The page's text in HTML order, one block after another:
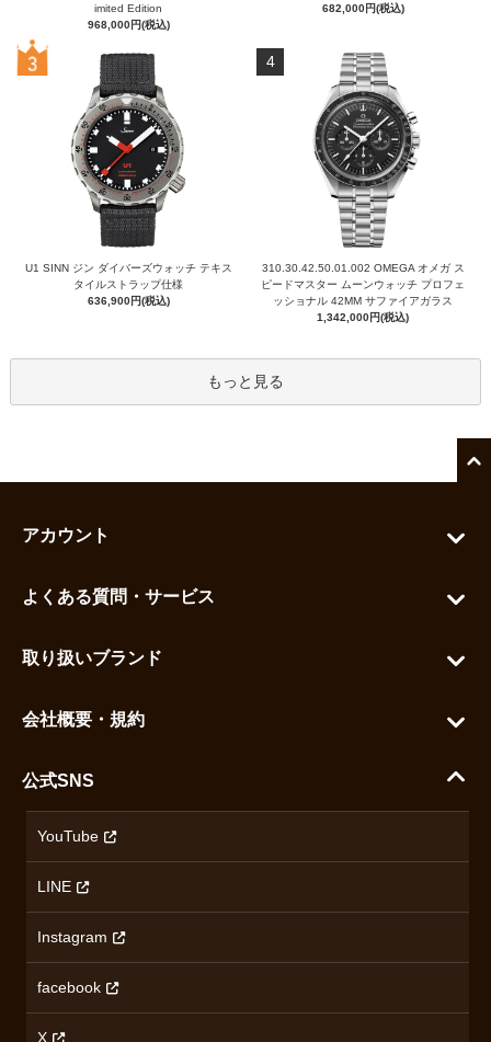
imited Edition
968,000円(税込)
682,000円(税込)
U1 SINN ジン ダイバーズウォッチ テキス
タイルストラップ仕様
636,900円(税込)
4
310.30.42.50.01.002 OMEGA オメガ ス
ピードマスター ムーンウォッチ プロフェ
ッショナル 42MM サファイアガラス
1,342,000円(税込)
もっと見る
アカウント
お気に入りを見る
よくある質問・サービス
ご利用ガイド
配送・送料について
取り扱いブランド
セイコー
カシオ
ミナセ
オリエントスター
オメガ
ロンジン
会社概要・規約
沿革
プライバシーポリシー
コンテンツ制作ポリシーおよび生成AIの利用指針
公式SNS
YouTube
LINE
Instagram
facebook
X